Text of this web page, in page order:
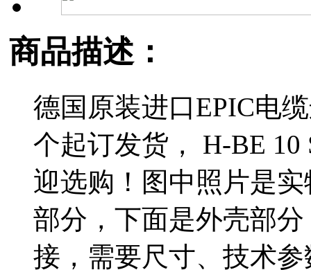
商品描述：
德国原装进口EPIC电
个起订发货， H-BE 10
迎选购！图中照片是
部分，下面是外壳部
接，需要尺寸、技术